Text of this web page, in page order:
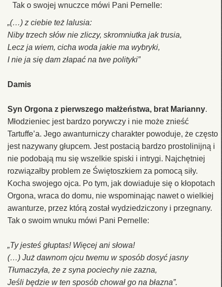
Tak o swojej wnuczce mówi Pani Pernelle:
„(…) z ciebie też lalusia:
Niby trzech słów nie zliczy, skromniutka jak trusia,
Lecz ja wiem, cicha woda jakie ma wybryki,
I nie ja się dam złapać na twe polityki”
Damis
Syn Orgona z pierwszego małżeństwa, brat Marianny.
Młodzieniec jest bardzo porywczy i nie może znieść
Tartuffe’a. Jego awanturniczy charakter powoduje, że często
jest nazywany głupcem. Jest postacią bardzo prostolinijną i
nie podobają mu się wszelkie spiski i intrygi. Najchętniej
rozwiązałby problem ze Świętoszkiem za pomocą siły.
Kocha swojego ojca. Po tym, jak dowiaduje się o kłopotach
Orgona, wraca do domu, nie wspominając nawet o wielkiej
awanturze, przez którą został wydziedziczony i przegnany.
Tak o swoim wnuku mówi Pani Pernelle:
„Ty jesteś głuptas! Więcej ani słowa!
(…) Już dawnom ojcu twemu w sposób dosyć jasny
Tłumaczyła, że z syna pociechy nie zazna,
Jeśli będzie w ten sposób chował go na błazna”.